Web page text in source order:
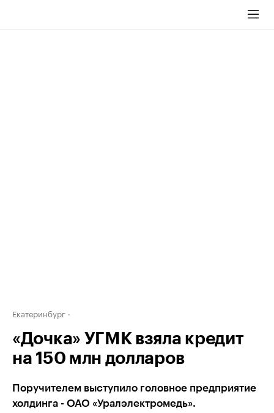
Екатеринбург
«Дочка» УГМК взяла кредит
на 150 млн долларов
Поручителем выступило головное предприятие
холдинга - ОАО «Уралэлектромедь».